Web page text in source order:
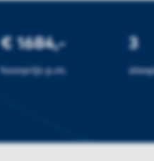
€ 1684,-
huurprijs p.m.
3